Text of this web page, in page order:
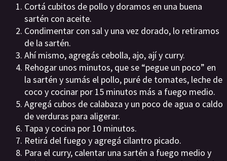
Cortá cubitos de pollo y doramos en una buena
sartén con aceite.
Condimentar con sal y una vez dorado, lo retiramos
de la sartén.
Ahí mismo, agregás cebolla, ajo, ají y curry.
Rehogar unos minutos, que se “pegue un poco” en
la sartén y sumás el pollo, puré de tomates, leche de
coco y cocinar por 15 minutos más a fuego medio.
Agregá cubos de calabaza y un poco de agua o caldo
de verduras para aligerar.
Tapa y cocina por 10 minutos.
Retirá del fuego y agregá cilantro picado.
Para el curry, calentar una sartén a fuego medio y